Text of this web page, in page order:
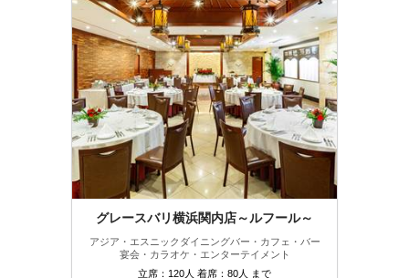
グレースバリ横浜関内店～ルフール～
アジア・エスニック ダイニングバー・カフェ・バー
宴会・カラオケ・エンターテイメント
立席：120人 着席：80人 まで